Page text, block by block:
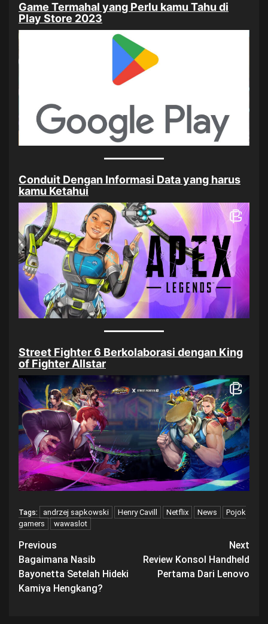
Game Termahal yang Perlu kamu Tahu di
Play Store 2023
Conduit Dengan Informasi Data yang harus
kamu Ketahui
Street Fighter 6 Berkolaborasi dengan King
of Fighter Allstar
Tags: andrzej sapkowski Henry Cavill Netflix News
Pojok
gamers
wawaslot
Post
navigation
Previous
Bagaimana Nasib
Bayonetta Setelah Hideki
Kamiya Hengkang?
Next
Review Konsol Handheld
Pertama Dari Lenovo